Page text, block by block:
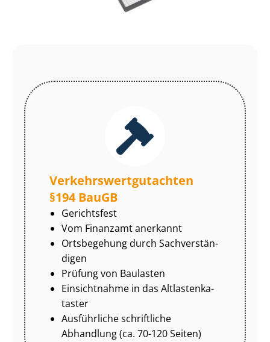
Ver­kehrs­wert­gut­ach­ten
§194 BauGB
Gerichtsfest
Vom Finanzamt anerkannt
Ortsbegehung durch Sach­ver­stän­
di­gen
Prüfung von Baulasten
Einsichtnahme in das Alt­las­ten­ka­
tas­ter
Ausführliche schriftliche
Abhandlung (ca. 70-120 Seiten)